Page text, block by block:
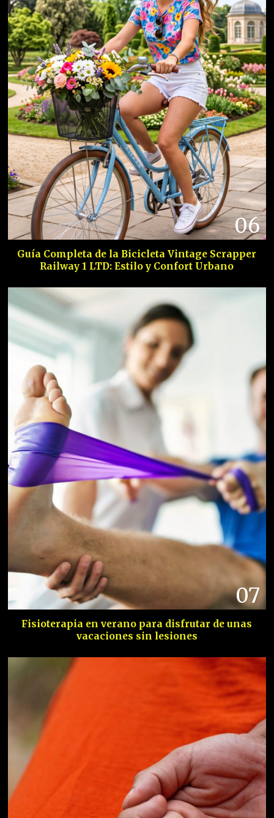
06
Guía Completa de la Bicicleta Vintage Scrapper
Railway 1 LTD: Estilo y Confort Urbano
07
Fisioterapia en verano para disfrutar de unas
vacaciones sin lesiones